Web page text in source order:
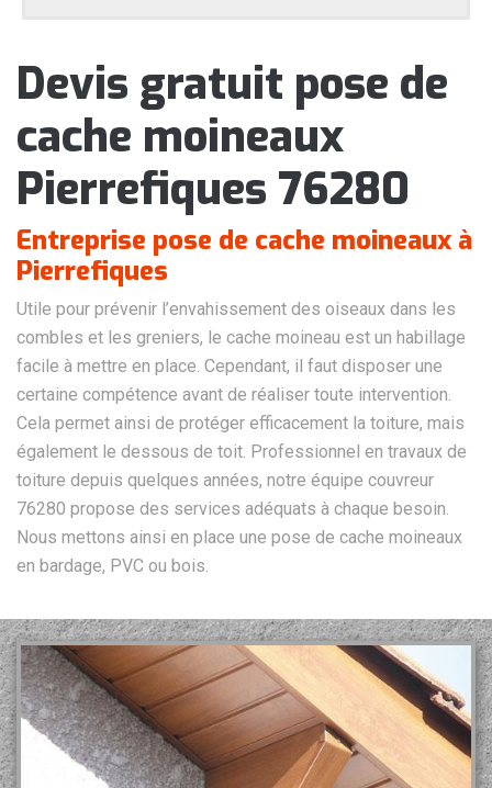
Devis gratuit pose de
cache moineaux
Pierrefiques 76280
Entreprise pose de cache moineaux à
Pierrefiques
Utile pour prévenir l’envahissement des oiseaux dans les
combles et les greniers, le cache moineau est un habillage
facile à mettre en place. Cependant, il faut disposer une
certaine compétence avant de réaliser toute intervention.
Cela permet ainsi de protéger efficacement la toiture, mais
également le dessous de toit. Professionnel en travaux de
toiture depuis quelques années, notre équipe couvreur
76280 propose des services adéquats à chaque besoin.
Nous mettons ainsi en place une pose de cache moineaux
en bardage, PVC ou bois.